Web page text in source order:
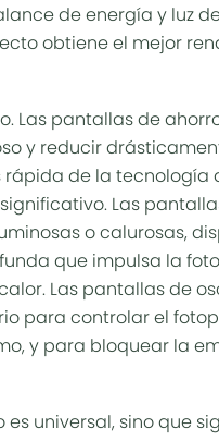
de energía y luz
obtiene el mejor
Las pantallas de
y reducir
de la tecnología
Las
o calurosas,
que impulsa la
Las pantallas de
para controlar el
y para bloquear la
universal, sino que